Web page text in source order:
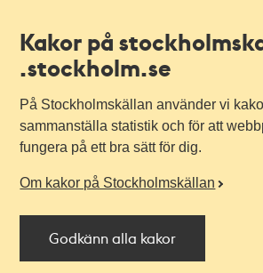
Kakor på
.stockholm.se
På Stockholmskällan använder vi
sammanställa statistik och för att
fungera på ett bra sätt för dig.
Om kakor på Stockholmskällan
Godkänn alla kakor